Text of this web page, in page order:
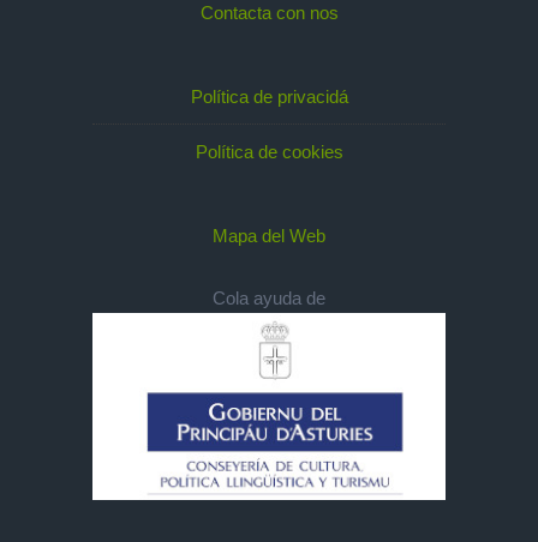
Contacta con nos
Política de privacidá
Política de cookies
Mapa del Web
Cola ayuda de